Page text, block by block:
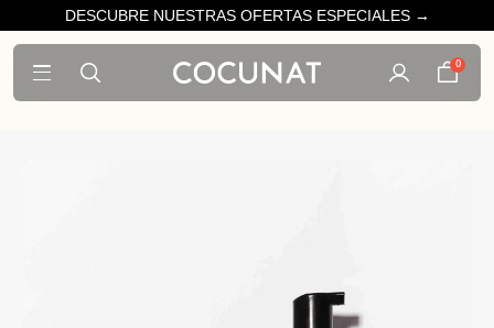
DESCUBRE NUESTRAS OFERTAS ESPECIALES →
0